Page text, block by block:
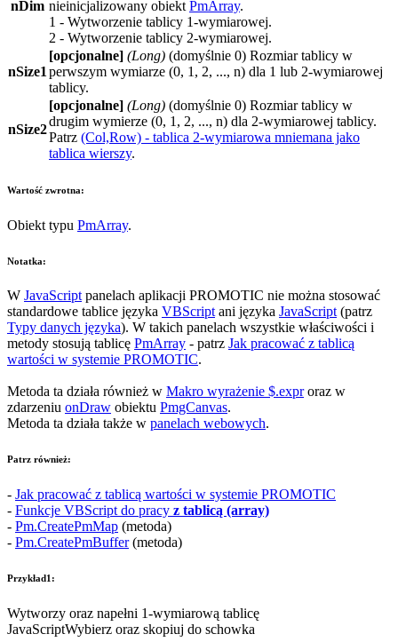
nDim nieinicjalizowany obiekt PmArray.
1 - Wytworzenie tablicy 1-wymiarowej.
2 - Wytworzenie tablicy 2-wymiarowej.
nSize1
[opcjonalne] (Long) (domyślnie 0) Rozmiar tablicy w
perwszym wymiarze (0, 1, 2, ..., n) dla 1 lub 2-wymiarowej
tablicy.
nSize2
[opcjonalne] (Long) (domyślnie 0) Rozmiar tablicy w
drugim wymierze (0, 1, 2, ..., n) dla 2-wymiarowej tablicy.
Patrz (Col,Row) - tablica 2-wymiarowa mniemana jako
tablica wierszy.
Wartość zwrotna:
Obiekt typu PmArray.
Notatka:
W JavaScriptpanelach aplikacji PROMOTIC nie można stosować
standardowe tablice języka VBScriptani języka JavaScript(patrz
Typy danych języka). W takich panelach wszystkie właściwości i
metody stosują tablicę PmArray - patrz Jak pracować z tablicą
wartości w systemie PROMOTIC.
Metoda ta działa również w Makro wyrażenie $.exproraz w
zdarzeniu onDraw obiektu PmgCanvas.
Metoda ta działa także w panelach webowych.
Patrz również:
- Jak pracować z tablicą wartości w systemie PROMOTIC
- Funkcje VBScript do pracy z tablicą (array)
- Pm.CreatePmMap (metoda)
- Pm.CreatePmBuffer(metoda)
Przykład1:
Wytworzy oraz napełni 1-wymiarową tablicę
JavaScriptWybierz oraz skopiuj do schowka